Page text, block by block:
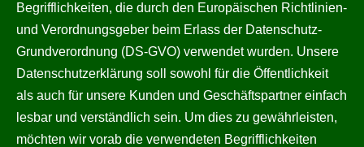
Begrifflichkeiten, die durch den Europäischen Richtlinien-
und Verordnungsgeber beim Erlass der Datenschutz-
Grundverordnung (DS-GVO) verwendet wurden. Unsere
Datenschutzerklärung soll sowohl für die Öffentlichkeit
als auch für unsere Kunden und Geschäftspartner einfach
lesbar und verständlich sein. Um dies zu gewährleisten,
möchten wir vorab die verwendeten Begrifflichkeiten